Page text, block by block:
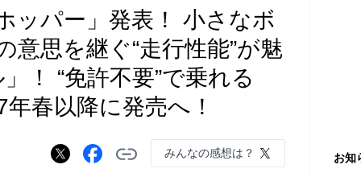
ッパー」発表！ 小さなボ
意思を継ぐ“走行性能”が魅
！ “免許不要”で乗れる
春以降に発売へ！
みんなの感想は？ お知